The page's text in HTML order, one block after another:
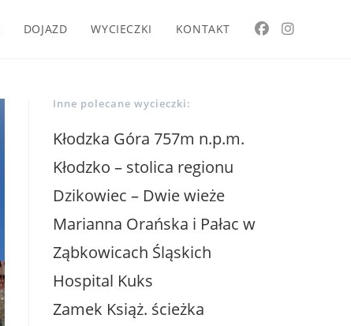
DOJAZD WYCIECZKI KONTAKT
Inne polecane wycieczki:
Kłodzka Góra 757m n.p.m.
Kłodzko – stolica regionu
Dzikowiec – Dwie wieże
Marianna Orańska i Pałac w
Ząbkowicach Śląskich
Hospital Kuks
Zamek Książ. ścieżka